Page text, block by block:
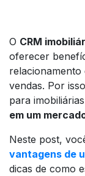
O CRM
oferecer
relacionamento
vendas. Por
para
em um
Neste post,
vantagens de
dicas de como